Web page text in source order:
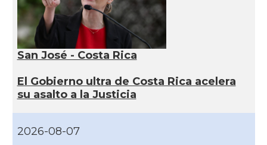
San José - Costa Rica
El Gobierno ultra de Costa Rica acelera
su asalto a la Justicia
2026-08-07